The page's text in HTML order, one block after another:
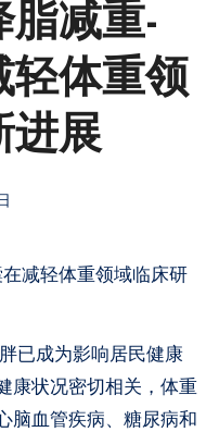
脂减重-
轻体重领
进展
减轻体重领域临床研
已成为影响居民健康
康状况密切相关，体重
脑血管疾病、糖尿病和